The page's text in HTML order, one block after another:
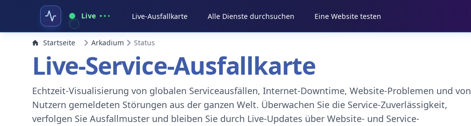
Live Live-Ausfallkarte Alle Dienste durchsuchen Eine Website testen
Startseite Arkadium Status
Live-Service-Ausfallkarte
Echtzeit-Visualisierung von globalen Serviceausfällen, Internet-Downtime, Website-Problemen und von
Nutzern gemeldeten Störungen aus der ganzen Welt. Überwachen Sie die Service-Zuverlässigkeit,
verfolgen Sie Ausfallmuster und bleiben Sie durch Live-Updates über Website- und Service-